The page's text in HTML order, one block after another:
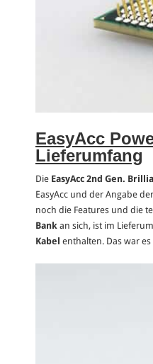
EasyAcc
Lieferumfang
Die EasyAcc 2nd Gen.
EasyAcc und der Angabe
noch die Features und die
Bank an sich, ist im
Kabel enthalten. Das war